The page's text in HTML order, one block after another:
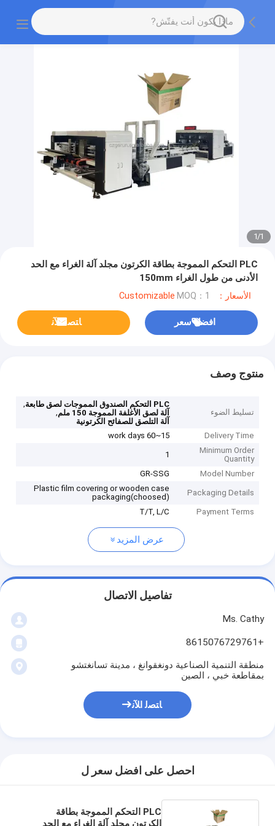
1
/
1
PLC التحكم المموجة بطاقة الكرتون مجلد آلة الغراء مع الحد
الأدنى من طول الغراء 150mm
الأسعار：Customizable MOQ：1
افضل سعر ﺎﺘﺼﻟ ﺍﻶﻧ
منتوج وصف
تسليط الضوء
PLC التحكم الصندوق المموجات لصق طابعة
,
آلة لصق الأغلفة المموجة 150 ملم
,
آلة التلصق للصفائح الكرتونية
Delivery Time
15~60 work days
Minimum Order
Quantity
1
Model Number
GR-SSG
Packaging Details
Plastic film covering or wooden case
packaging(choosed)
Payment Terms
T/T, L/C
عرض المزيد
تفاصيل الاتصال
Ms. Cathy
+8615076729761
منطقة التنمية الصناعية دونغقوانغ ، مدينة تسانغتشو
بمقاطعة خبي ، الصين
ﺎﺘﺼﻟ ﺍﻶﻧ
احصل على افضل سعر ل
PLC التحكم المموجة بطاقة
الكرتون مجلد آلة الغراء مع الحد